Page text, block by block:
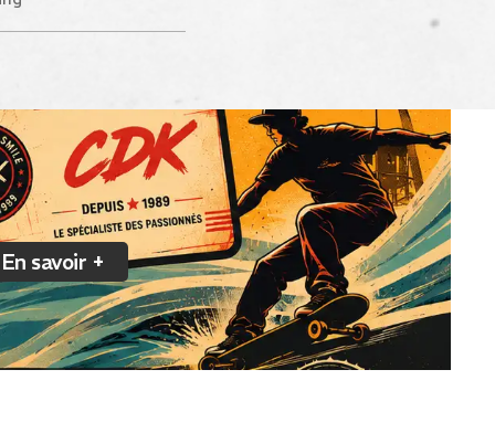
En savoir +